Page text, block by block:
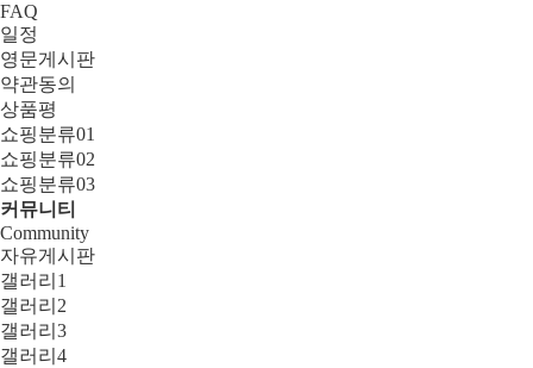
FAQ
일정
영문게시판
약관동의
상품평
쇼핑분류01
쇼핑분류02
쇼핑분류03
커뮤니티
Community
자유게시판
갤러리1
갤러리2
갤러리3
갤러리4